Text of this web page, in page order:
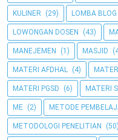
KULINER (29) LOMBA BLOG
LOWONGAN DOSEN (43)
MANEJEMEN (1) MASJID
MATERI AFDHAL (4)
MATERI PGSD (6) MATERI
ME (2) METODE
METODOLOGI PENELITIAN (50)